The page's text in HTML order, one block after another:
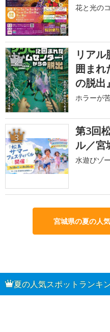
花と光の
2
リア
囲まれ
の脱出
ホラーが
3
第3回
ル／宮
水遊びゾ
宮城県の夏の人
夏の人気スポットランキ